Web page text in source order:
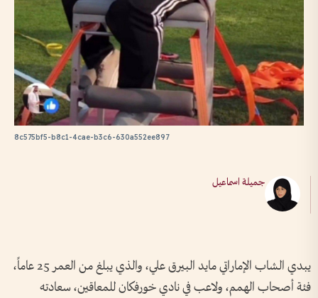
8c575bf5-b8c1-4cae-b3c6-630a552ee897
جميلة اسماعيل
يبدي الشاب الإماراتي مايد البيرق علي، والذي يبلغ من العمر 25 عاماً،
فئة أصحاب الهمم، ولاعب في نادي خورفكان للمعاقين، سعادته